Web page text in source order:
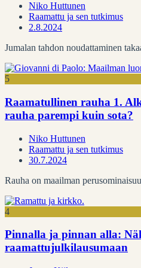
Niko Huttunen
Raamattu ja sen tutkimus
2.8.2024
Jumalan tahdon noudattaminen
5
Raamatullinen rauha 1.
rauha parempi kuin sota?
Niko Huttunen
Raamattu ja sen tutkimus
30.7.2024
Rauha on maailman
4
Pinnalla ja pinnan alla:
raamattujulkilausumaan